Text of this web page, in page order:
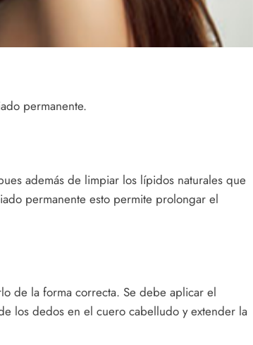
permanente.
además de limpiar los lípidos naturales que
permanente esto permite prolongar el
de la forma correcta. Se debe aplicar el
los dedos en el cuero cabelludo y extender la